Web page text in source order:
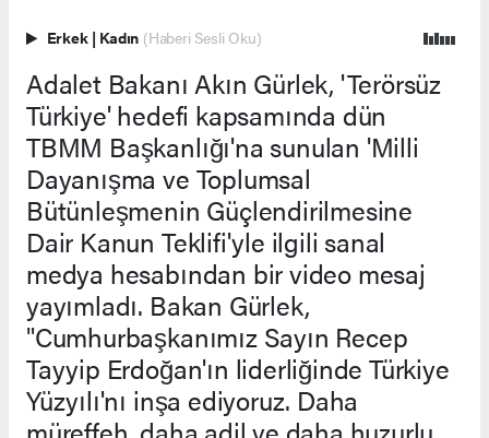
Erkek | Kadın (Haberi Sesli Oku)
Adalet Bakanı Akın Gürlek, 'Terörsüz
Türkiye' hedefi kapsamında dün
TBMM Başkanlığı'na sunulan 'Milli
Dayanışma ve Toplumsal
Bütünleşmenin Güçlendirilmesine
Dair Kanun Teklifi'yle ilgili sanal
medya hesabından bir video mesaj
yayımladı. Bakan Gürlek,
"Cumhurbaşkanımız Sayın Recep
Tayyip Erdoğan'ın liderliğinde Türkiye
Yüzyılı'nı inşa ediyoruz. Daha